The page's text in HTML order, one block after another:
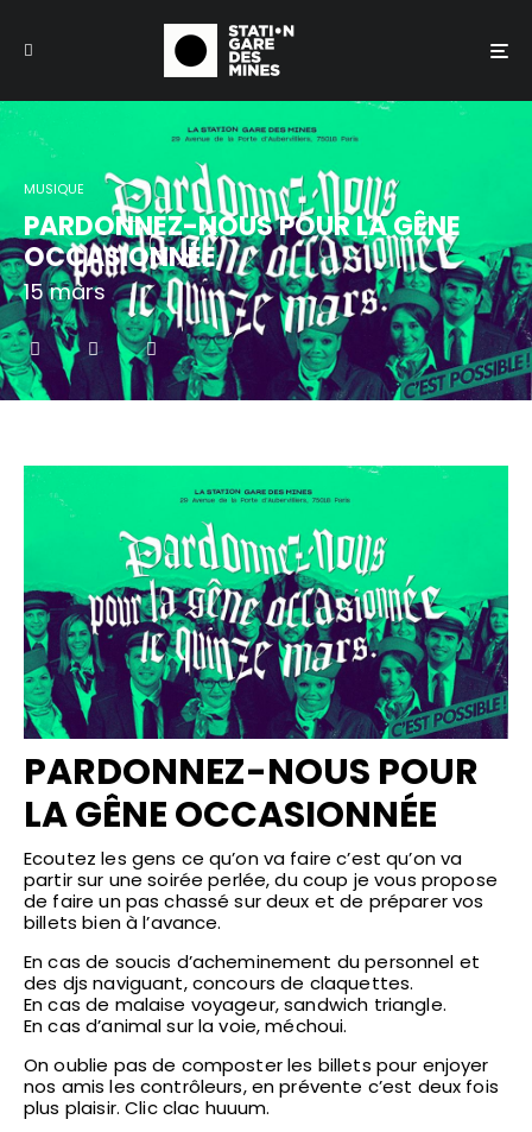
MUSIQUE
PARDONNEZ-NOUS POUR LA GÊNE
OCCASIONNÉE
15 mars
PARDONNEZ-NOUS POUR
LA GÊNE OCCASIONNÉE
Ecoutez les gens ce qu’on va faire c’est qu’on va
partir sur une soirée perlée, du coup je vous propose
de faire un pas chassé sur deux et de préparer vos
billets bien à l’avance.
En cas de soucis d’acheminement du personnel et
des djs naviguant, concours de claquettes.
En cas de malaise voyageur, sandwich triangle.
En cas d’animal sur la voie, méchoui.
On oublie pas de composter les billets pour enjoyer
nos amis les contrôleurs, en prévente c’est deux fois
plus plaisir. Clic clac huuum.